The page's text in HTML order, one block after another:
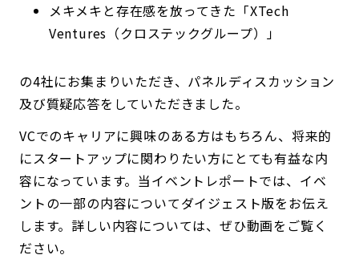
メキメキと存在感を放ってきた「XTech
Ventures（クロステックグループ）」
の4社にお集まりいただき、パネルディスカッション
及び質疑応答をしていただきました。
VCでのキャリアに興味のある方はもちろん、将来的
にスタートアップに関わりたい方にとても有益な内
容になっています。当イベントレポートでは、イベ
ントの一部の内容についてダイジェスト版をお伝え
します。詳しい内容については、ぜひ動画をご覧く
ださい。